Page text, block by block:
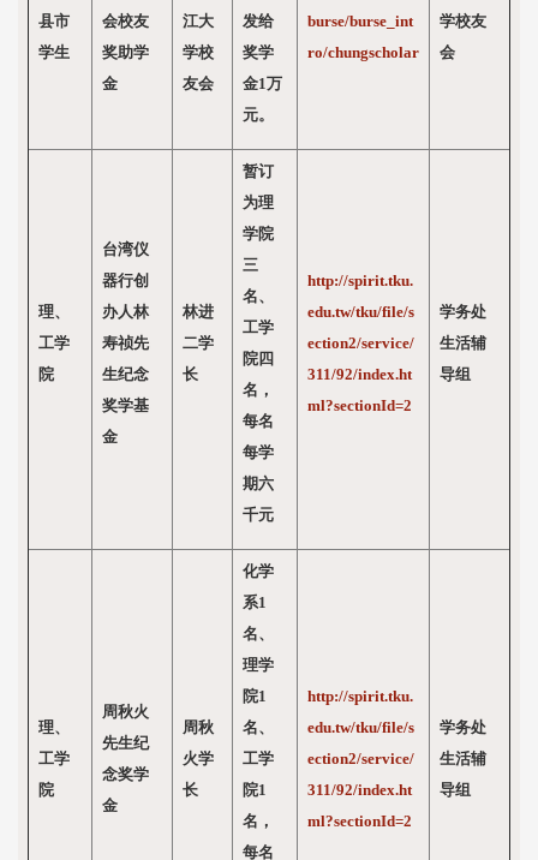
县市
学生
会校友
奖助学
金
江大
学校
友会
发给
奖学
金1万
元。
burse/burse_int
ro/chungscholar
学校友
会
理、
工学
院
台湾仪
器行创
办人林
寿祯先
生纪念
奖学基
金
林进
二学
长
暂订
为理
学院
三
名、
工学
院四
名，
每名
每学
期六
千元
http://spirit.tku.
edu.tw/tku/file/s
ection2/service/
311/92/index.ht
ml?sectionId=2
学务处
生活辅
导组
理、
工学
院
周秋火
先生纪
念奖学
金
周秋
火学
长
化学
系1
名、
理学
院1
名、
工学
院1
名，
每名
http://spirit.tku.
edu.tw/tku/file/s
ection2/service/
311/92/index.ht
ml?sectionId=2
学务处
生活辅
导组